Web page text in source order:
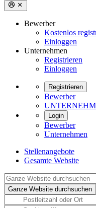
Bewerber
Kostenlos
Einloggen
Unternehmen
Registrieren
Einloggen
Registrieren
Bewerber
Login
Bewerber
Unternehmen
Stellenangebote
Gesamte Website